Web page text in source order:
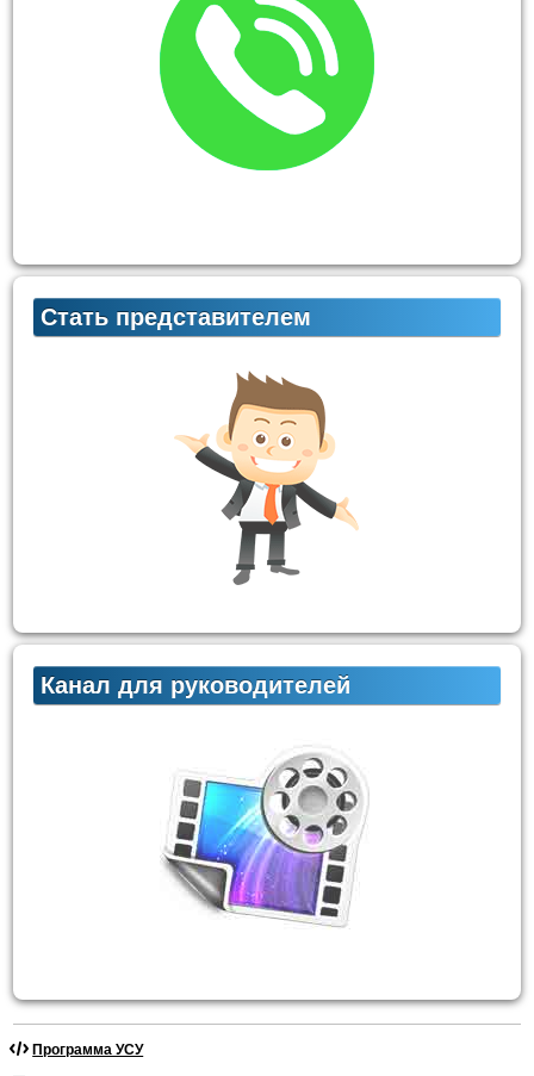
Стать представителем
Канал для руководителей
Программа УСУ